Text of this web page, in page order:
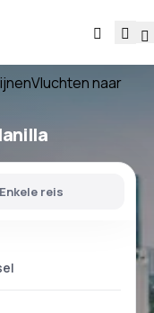
Vluchten naar
Enkele reis